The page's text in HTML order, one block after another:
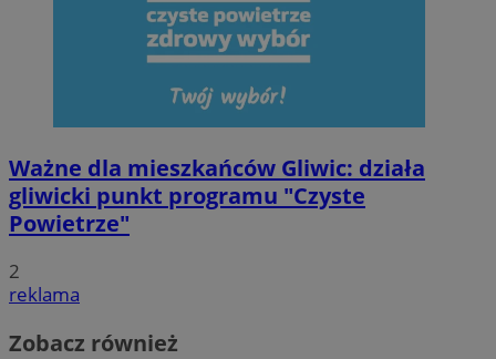
Ważne dla mieszkańców Gliwic: działa
gliwicki punkt programu "Czyste
Powietrze"
2
reklama
Zobacz również